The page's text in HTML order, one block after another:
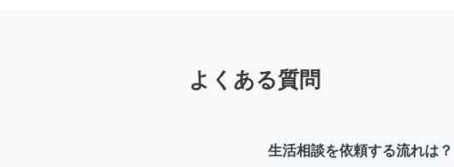
よくある質問
生活相談を依頼する流れは？